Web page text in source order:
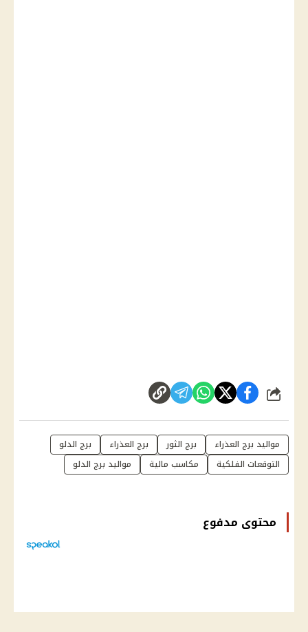
شارك
مواليد برج العذراء برج الثور برج العذراء
برج الدلو
التوقعات الفلكية
مكاسب مالية مواليد برج الدلو
محتوى مدفوع